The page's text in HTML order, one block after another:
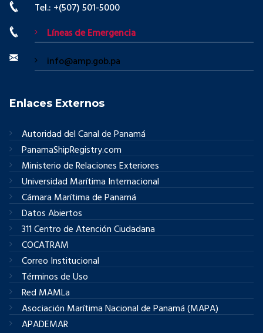
Tel.: +(507) 501-5000
Líneas de Emergencia
info@amp.gob.pa
Enlaces Externos
Autoridad del Canal de Panamá
PanamaShipRegistry.com
Ministerio de Relaciones Exteriores
Universidad Marítima Internacional
Cámara Marítima de Panamá
Datos Abiertos
311 Centro de Atención Ciudadana
COCATRAM
Correo Institucional
Términos de Uso
Red MAMLa
Asociación Marítima Nacional de Panamá (MAPA)
APADEMAR